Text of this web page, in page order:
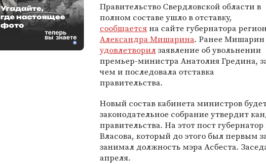
Правительство Свердловской области в
полном составе ушло в отставку,
сообщаетсяна сайте губернатора
Александра Мишарина. Ранее Мишарин
удовлетворилзаявление об увольнении
премьер-министра Анатолия Гредина,
чем и последовала отставка
правительства.
Новый состав кабинета министров
законодательное собрание утвердит
правительства. На этот пост
Власова, который до этого был первым
занимал должность мэра Асбеста.
апреля.
Угадайте,
где настоящее
фото